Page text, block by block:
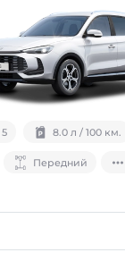
5 8.0 л / 100 км.
Передний